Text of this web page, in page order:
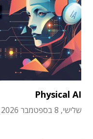
Physical AI
שלישי, 8 בספטמבר 2026